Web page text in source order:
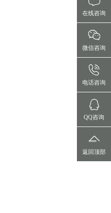
在线咨询
微信咨询
电话咨询
QQ咨询
返回顶部